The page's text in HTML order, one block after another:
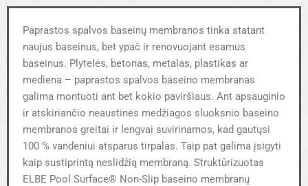
Paprastos spalvos baseinų membranos tinka statant
naujus baseinus, bet ypač ir renovuojant esamus
baseinus. Plytelės, betonas, metalas, plastikas ar
mediena – paprastos spalvos baseino membranas
galima montuoti ant bet kokio paviršiaus. Ant apsauginio
ir atskiriančio neaustinės medžiagos sluoksnio baseino
membranos greitai ir lengvai suvirinamos, kad gautųsi
100 % vandeniui atsparus tirpalas. Taip pat galima įsigyti
kaip sustiprintą neslidžią membraną. Struktūrizuotas
ELBE Pool Surface® Non-Slip baseino membranų